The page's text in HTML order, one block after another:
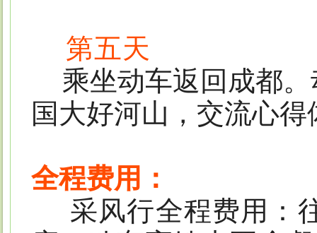
第五天
乘坐动车返回成都。
国大好河山，交流心得
全程费用：
采风行全程费用：